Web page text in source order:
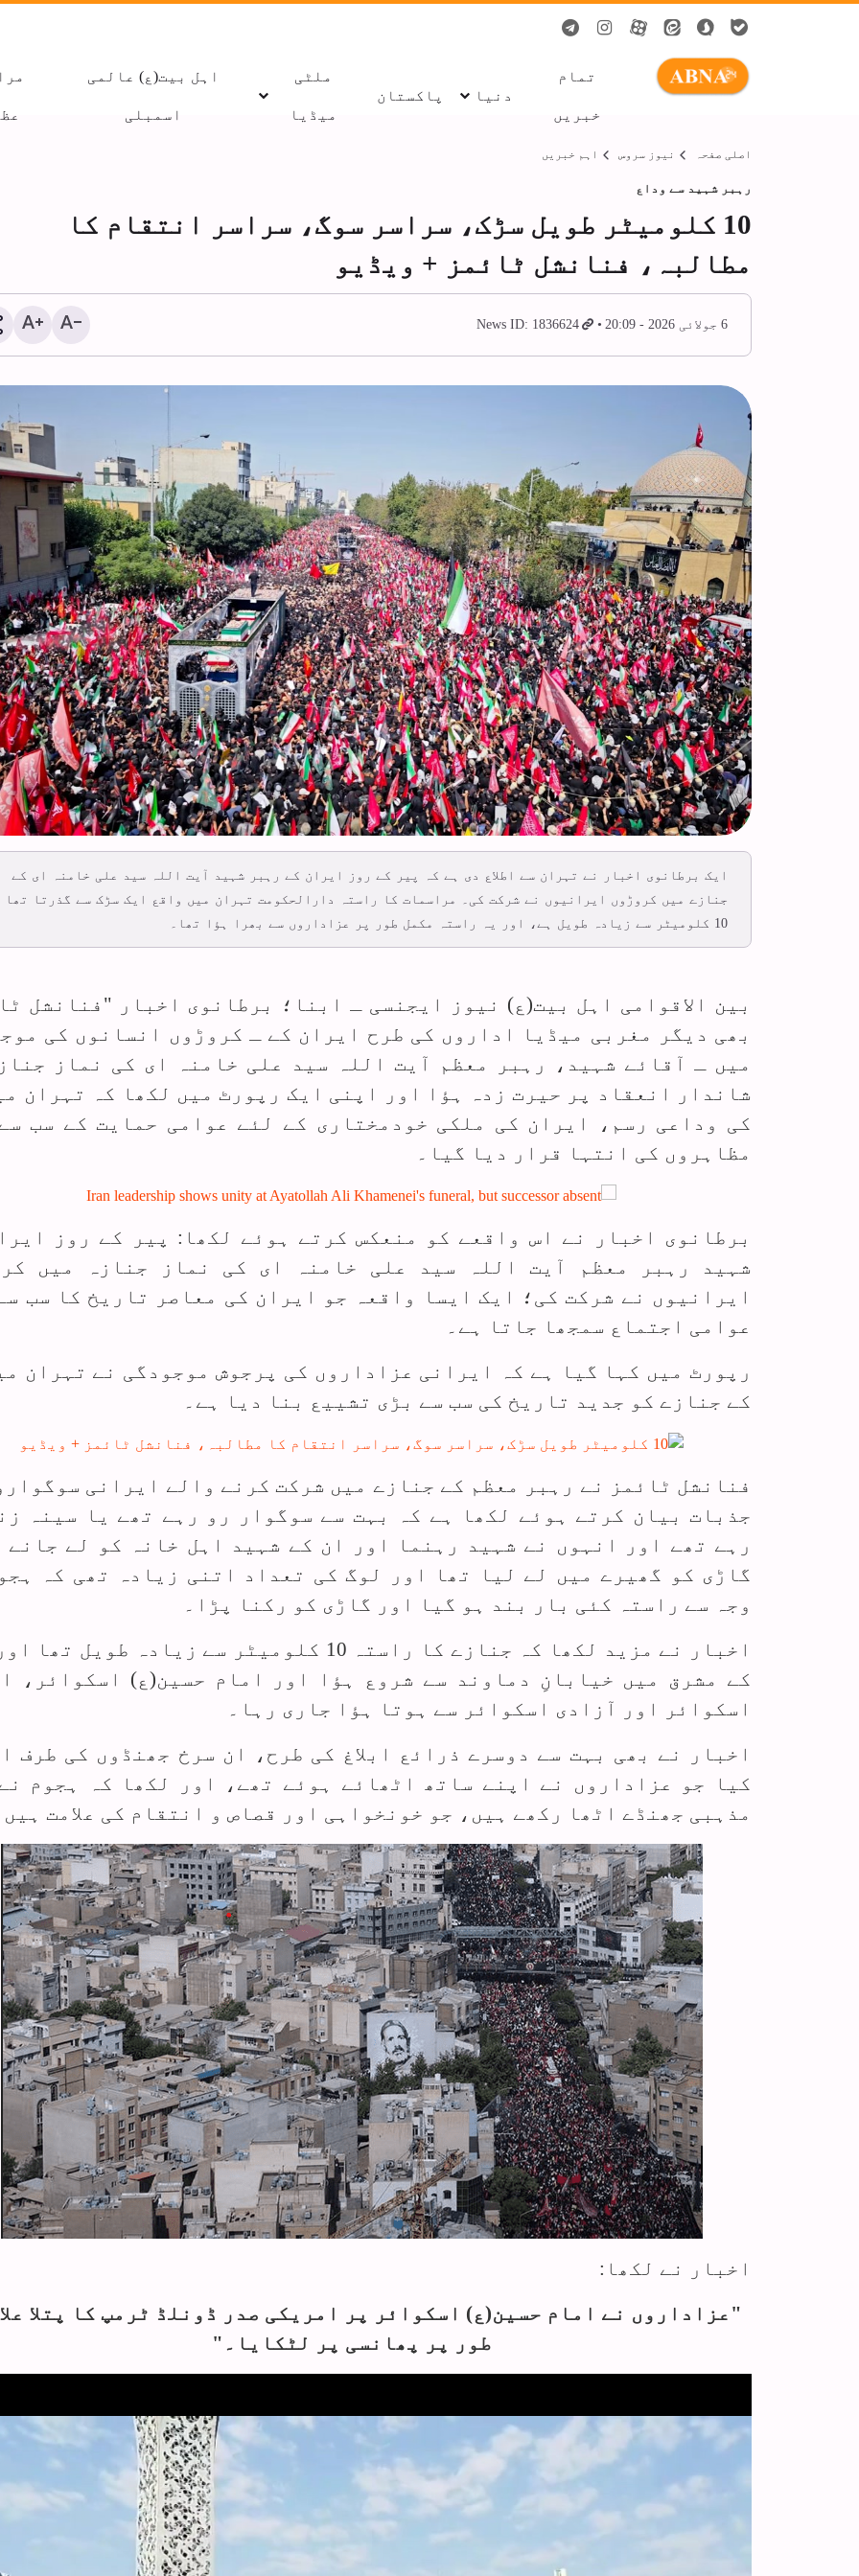
تمام
خبریں
دنیا پاکستان
ملٹی
میڈیا
اہل بیت(ع) عالمی
اسمبلی
اصلی صفحہ نیوز سروس اہم خبریں
رہبر شہید سے وداع
10 کلومیٹر طویل سڑک، سراسر سوگ، سراسر انتقام کا
مطالبہ، فنانشل ٹائمز + ویڈیو
6 جولائی 2026 - 20:09 News ID: 1836624
ایک برطانوی اخبار نے تہران سے اطلاع دی ہے کہ پیر کے روز ایران کے رہبر شہید آیت اللہ سید علی خامنہ ای کے
جنازے میں کروڑوں ایرانیوں نے شرکت کی۔ مراسمات کا راستہ دارالحکومت تہران میں واقع ایک سڑک سے گذرتا تھا
10 کلومیٹر سے زیادہ طویل ہے، اور یہ راستہ مکمل طور پر عزاداروں سے بھرا ہؤا تھا۔
بین الاقوامی اہل بیت(ع) نیوز ایجنسی ـ ابنا؛ برطانوی اخبار "فنانشل
بھی دیگر مغربی میڈیا اداروں کی طرح ایران کے ـ کروڑوں انسانوں کی
میں ـ آقائے شہید، رہبر معظم آیت اللہ سید علی خامنہ ای کی نماز
شاندار انعقاد پر حیرت زدہ ہؤا اور اپنی ایک رپورٹ میں لکھا کہ تہران
کی وداعی رسم، ایران کی ملکی خودمختاری کے لئے عوامی حمایت کے سب
مظاہروں کی انتہا قرار دیا گیا۔
برطانوی اخبار نے اس واقعے کو منعکس کرتے ہوئے لکھا: پیر کے روز
شہید رہبر معظم آیت اللہ سید علی خامنہ ای کی نماز جنازہ میں
ایرانیوں نے شرکت کی؛ ایک ایسا واقعہ جو ایران کی معاصر تاریخ کا سب
عوامی اجتماع سمجھا جاتا ہے۔
رپورٹ میں کہا گیا ہے کہ ایرانی عزاداروں کی پرجوش موجودگی نے تہران
کے جنازے کو جدید تاریخ کی سب سے بڑی تشییع بنا دیا ہے۔
فنانشل ٹائمز نے رہبر معظم کے جنازے میں شرکت کرنے والے ایرانی
جذبات بیان کرتے ہوئے لکھا ہے کہ بہت سے سوگوار رو رہے تھے یا سینہ
رہے تھے اور انہوں نے شہید رہنما اور ان کے شہید اہل خانہ کو لے جانے
گاڑی کو گھیرے میں لے لیا تھا اور لوگ کی تعداد اتنی زیادہ تھی کہ
وجہ سے راستہ کئی بار بند ہو گیا اور گاڑی کو رکنا پڑا۔
اخبار نے مزید لکھا کہ جنازے کا راستہ 10 کلومیٹر سے زیادہ طویل
کے مشرق میں خیابانِ دماوند سے شروع ہؤا اور امام حسین(ع) اسکوائر،
اسکوائر اور آزادی اسکوائر سے ہوتا ہؤا جاری رہا۔
اخبار نے بھی بہت سے دوسرے ذرائع ابلاغ کی طرح، ان سرخ جھنڈوں کی طرف
کیا جو عزاداروں نے اپنے ساتھ اٹھائے ہوئے تھے، اور لکھا کہ ہجوم
مذہبی جھنڈے اٹھا رکھے ہیں، جو خونخواہی اور قصاص و انتقام کی علامت
اخبار نے لکھا:
"عزاداروں نے امام حسین(ع) اسکوائر پر امریکی صدر ڈونلڈ ٹرمپ کا پتلا
طور پر پھانسی پر لٹکایا۔"
امام حسینؑ کے پیروکار ظلم
جاپان میں ایرانی